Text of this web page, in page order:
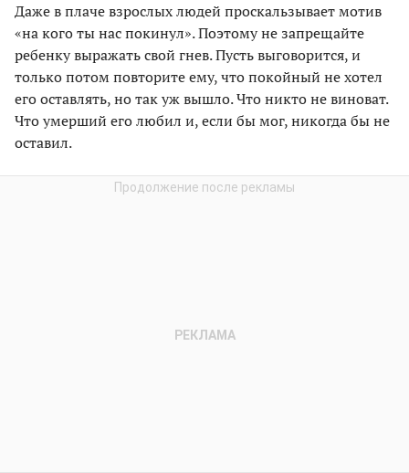
Даже в плаче взрослых людей проскальзывает мотив
«на кого ты нас покинул». Поэтому не запрещайте
ребенку выражать свой гнев. Пусть выговорится, и
только потом повторите ему, что покойный не хотел
его оставлять, но так уж вышло. Что никто не виноват.
Что умерший его любил и, если бы мог, никогда бы не
оставил.